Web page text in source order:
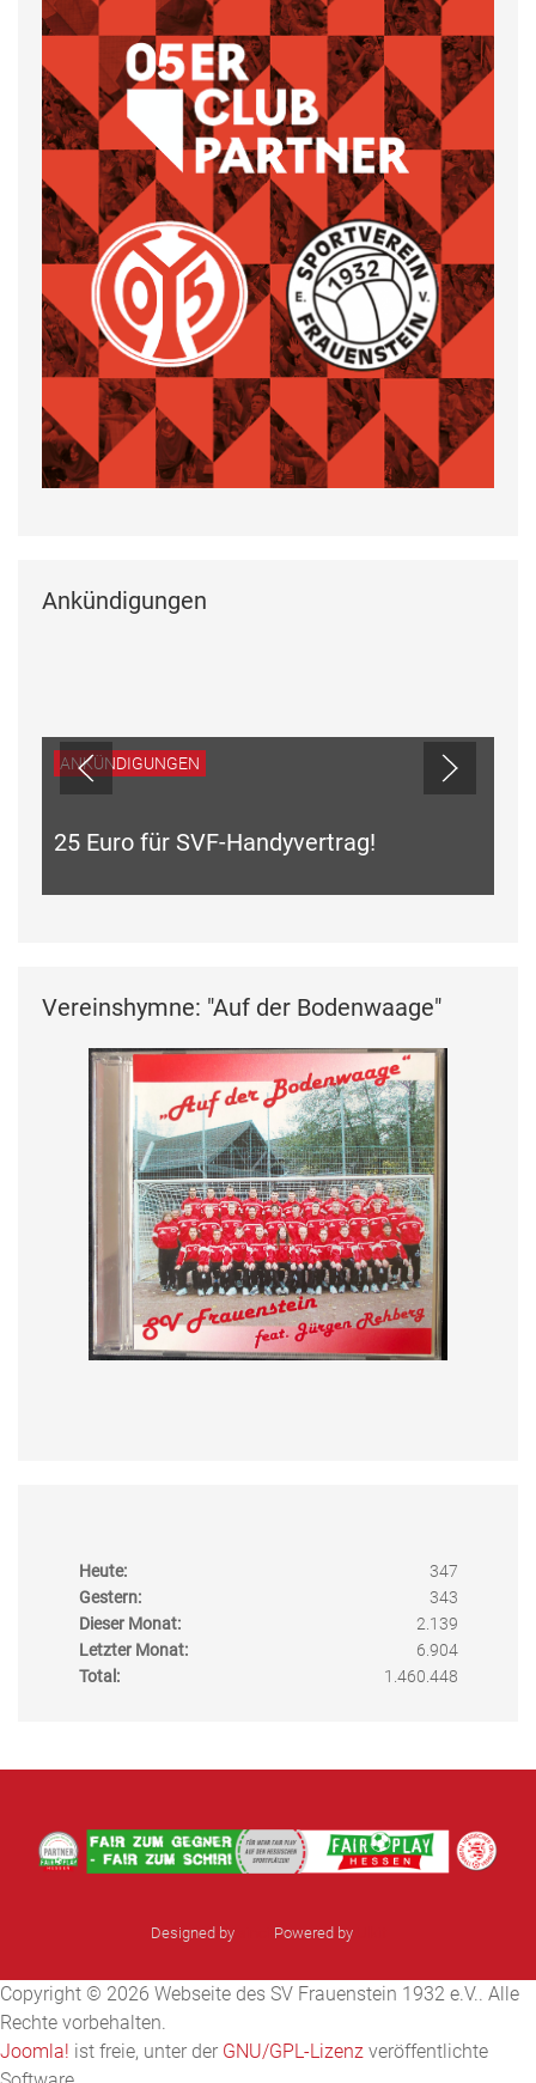
Ankündigungen
ANKÜNDIGUNGEN
25 Euro für SVF-Handyvertrag!
Vereinshymne: "Auf der Bodenwaage"
Heute:
347
Gestern:
343
Dieser Monat:
2.139
Letzter Monat:
6.904
Total:
1.460.448
Designed by Powered by
Copyright © 2026 Webseite des SV Frauenstein 1932 e.V.. Alle
Rechte vorbehalten.
Joomla! ist freie, unter der GNU/GPL-Lizenz veröffentlichte